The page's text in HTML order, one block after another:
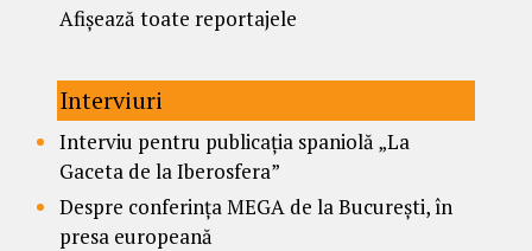
Afișează toate reportajele
Interviuri
Interviu pentru publicația spaniolă „La
Gaceta de la Iberosfera”
Despre conferința MEGA de la București, în
presa europeană